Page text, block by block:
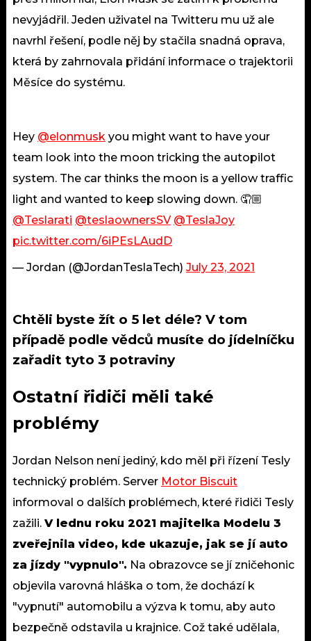
nevyjádřil. Jeden uživatel na Twitteru mu už ale
navrhl řešení, podle něj by stačila snadná oprava,
která by zahrnovala přidání informace o trajektorii
Měsíce do systému.
Hey @elonmusk you might want to have your
team look into the moon tricking the autopilot
system. The car thinks the moon is a yellow traffic
light and wanted to keep slowing down. 🤦🏼
@Teslarati @teslaownersSV @TeslaJoy
pic.twitter.com/6iPEsLAudD
— Jordan (@JordanTeslaTech) July 23, 2021
Chtěli byste žít o 5 let déle? V tom
případě podle vědců musíte do jídelníčku
zařadit tyto 3 potraviny
Ostatní řidiči měli také
problémy
Jordan Nelson není jediný, kdo měl při řízení Tesly
technický problém. Server Motor Biscuit
informoval o dalších problémech, které řidiči Tesly
zažili. V lednu roku 2021 majitelka Modelu 3
zveřejnila video, kde ukazuje, jak se jí auto
za jízdy "vypnulo". Na obrazovce se jí zničehonic
objevila varovná hláška o tom, že dochází k
"vypnutí" automobilu a výzva k tomu, aby auto
bezpečně odstavila u krajnice. Což také udělala,